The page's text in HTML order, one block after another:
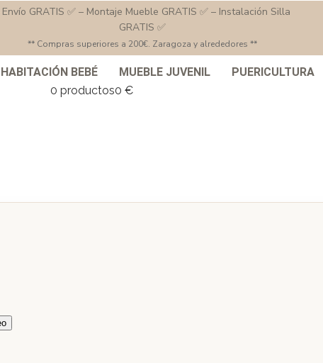
Envío GRATIS ✅ – Montaje Mueble GRATIS ✅ – Instalación Silla
GRATIS ✅
** Compras superiores a 200€. Zaragoza y alrededores **
HABITACIÓN BEBÉ MUEBLE JUVENIL PUERICULTURA
0 productos0 €